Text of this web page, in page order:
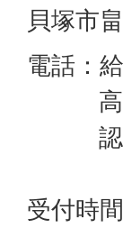
貝塚市
電話：
高齢
認定
受付時間